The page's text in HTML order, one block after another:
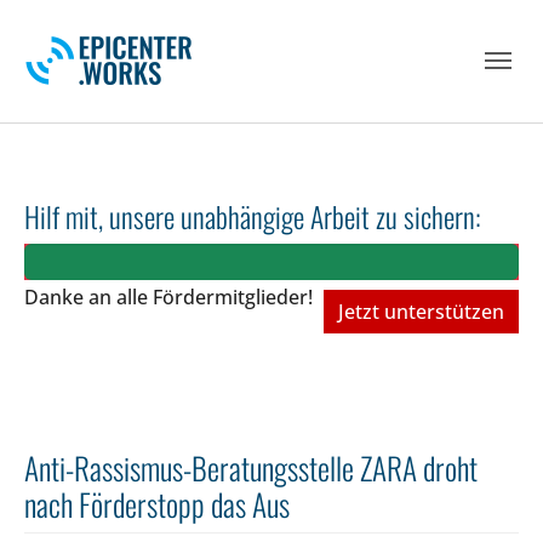
Hilf mit, unsere unabhängige Arbeit zu sichern:
Danke an alle Fördermitglieder!
Jetzt unterstützen
Anti-Rassismus-Beratungsstelle ZARA droht
nach Förderstopp das Aus